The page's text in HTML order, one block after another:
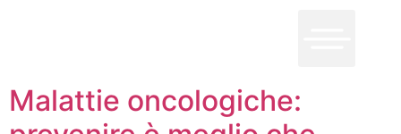
Malattie oncologiche: